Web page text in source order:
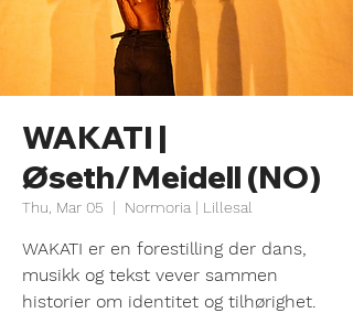
WAKATI |
Øseth/Meidell (NO)
Thu, Mar 05
  |
Normoria | Lillesal
WAKATI er en forestilling der dans,
musikk og tekst vever sammen
historier om identitet og tilhørighet.